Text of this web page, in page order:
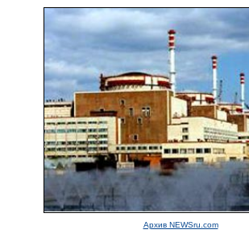
Архив NEWSru.com